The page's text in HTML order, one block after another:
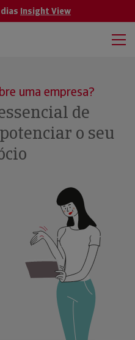
Insight View
uma empresa?
de
o seu